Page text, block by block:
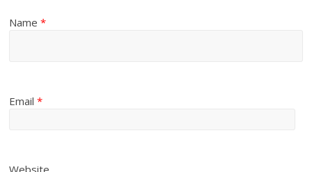
Name*
Email*
Website